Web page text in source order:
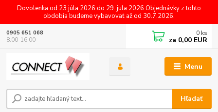
Dovolenka od 23 júla 2026 do 29. jula 2026 Objednávky z tohto
obdobia budeme vybavovať až od 30.7.2026.
Menu
Hľadať
0905 651 068
8.00-16.00
0 ks
za 0,00 EUR